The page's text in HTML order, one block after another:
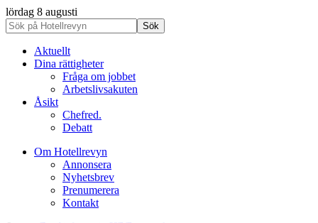
lördag 8 augusti
Aktuellt
Dina rättigheter
Fråga om jobbet
Arbetslivsakuten
Åsikt
Chefred.
Debatt
Om Hotellrevyn
Annonsera
Nyhetsbrev
Prenumerera
Kontakt